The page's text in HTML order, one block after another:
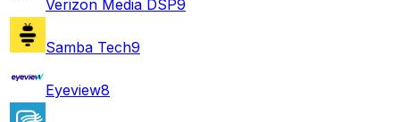
Verizon Media DSP9
Samba Tech9
Eyeview8